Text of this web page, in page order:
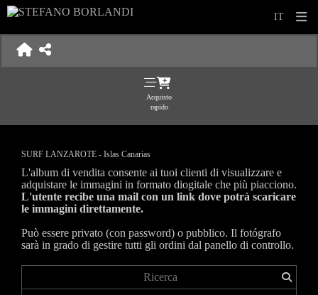
Acquisto
rapido
SURF LANZAROTE - Islas Canarias
L'album di vendita consente ai tuoi clienti di visualizzare e
adquistare le immagini in formato diogitale che più piacciono.
L'utente recibe una mail con un link dove potrà scaricare
le immagini direttamente.
Può essere privato (con password) o pubblico. Il fotógrafo
sarà in grado di gestire tutti gli ordini dal panello di controllo.